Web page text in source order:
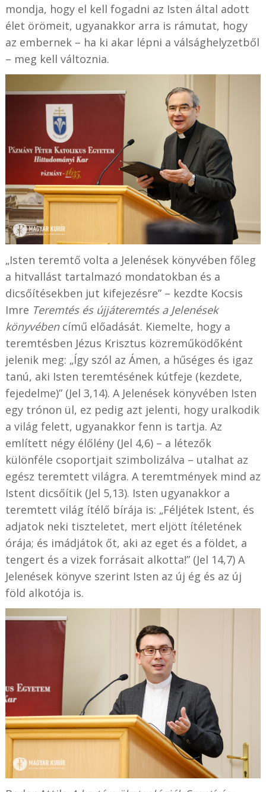
mondja, hogy el kell fogadni az Isten által adott
élet örömeit, ugyanakkor arra is rámutat, hogy
az embernek – ha ki akar lépni a válsághelyzetből
– meg kell változnia.
„Isten teremtő volta a Jelenések könyvében főleg
a hitvallást tartalmazó mondatokban és a
dicsőítésekben jut kifejezésre” – kezdte Kocsis
Imre Teremtés és újjáteremtés a Jelenések
könyvébencímű előadását. Kiemelte, hogy a
teremtésben Jézus Krisztus közreműködőként
jelenik meg: „Így szól az Ámen, a hűséges és igaz
tanú, aki Isten teremtésének kútfeje (kezdete,
fejedelme)” (Jel 3,14). A Jelenések könyvében Isten
egy trónon ül, ez pedig azt jelenti, hogy uralkodik
a világ felett, ugyanakkor fenn is tartja. Az
említett négy élőlény (Jel 4,6) – a létezők
különféle csoportjait szimbolizálva – utalhat az
egész teremtett világra. A teremtmények mind az
Istent dicsőítik (Jel 5,13). Isten ugyanakkor a
teremtett világ ítélő bírája is: „Féljétek Istent, és
adjatok neki tiszteletet, mert eljött ítéletének
órája; és imádjátok őt, aki az eget és a földet, a
tengert és a vizek forrásait alkotta!” (Jel 14,7) A
Jelenések könyve szerint Isten az új ég és az új
föld alkotója is.